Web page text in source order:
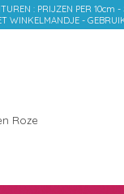
: PRIJZEN PER 10cm
WINKELMANDJE -
Roze